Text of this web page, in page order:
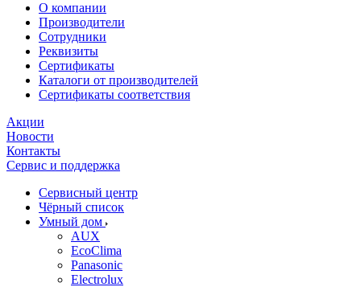
О компании
Производители
Сотрудники
Реквизиты
Сертификаты
Каталоги от производителей
Сертификаты соответствия
Акции
Новости
Контакты
Сервис и поддержка
Сервисный центр
Чёрный список
Умный дом
AUX
EcoClima
Panasonic
Electrolux